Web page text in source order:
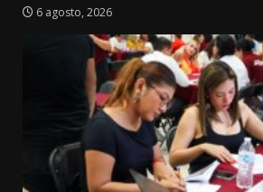
6 agosto, 2026